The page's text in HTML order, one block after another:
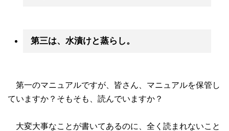
第三は、水漬けと蒸らし。
第一のマニュアルですが、皆さん、マニュアルを保管し
ていますか？そもそも、読んでいますか？
大変大事なことが書いてあるのに、全く読まれないこと